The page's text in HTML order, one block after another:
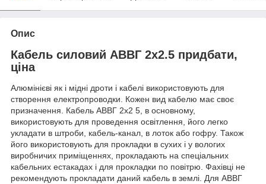
Опис
Кабель силовий АВВГ 2х2.5 придбати,
ціна
Алюмінієві як і мідні дроти і кабелі використовують для
створення електропроводки. Кожен вид кабелю має своє
призначення. Кабель АВВГ 2х2 5, в основному,
використовують для проведення освітлення, його легко
укладати в штроби, кабель-канал, в лоток або гофру. Також
його використовують для прокладки в сухих і у вологих
виробничих приміщеннях, прокладають на спеціальних
кабельних естакадах і для прокладки по повітрю. Фахівці не
рекомендують прокладати даний кабель в землі. Для АВВГ